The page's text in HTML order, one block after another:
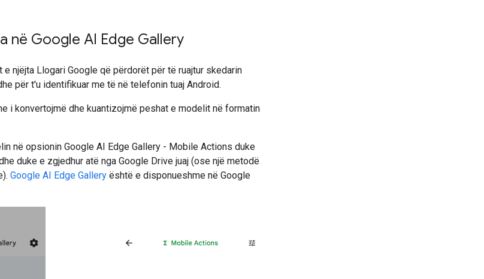
në Google AI Edge Gallery
e njëjta Llogari Google që përdorët për të ruajtur skedarin
për t'u identifikuar me të në telefonin tuaj Android.
i konvertojmë dhe kuantizojmë peshat e modelit në formatin
në opsionin Google AI Edge Gallery - Mobile Actions duke
duke e zgjedhur atë nga Google Drive juaj (ose një metodë
Google AI Edge Gallery është e disponueshme në Google